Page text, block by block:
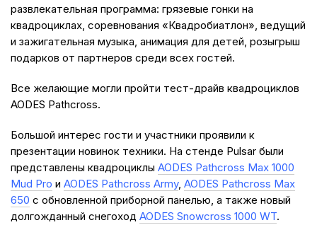
развлекательная программа: грязевые гонки на
квадроциклах, соревнования «Квадробиатлон», ведущий
и зажигательная музыка, анимация для детей, розыгрыш
подарков от партнеров среди всех гостей.
Все желающие могли пройти тест-драйв квадроциклов
AODES Pathcross.
Большой интерес гости и участники проявили к
презентации новинок техники. На стенде Pulsar были
представлены квадроциклы AODES Pathcross Max 1000
Mud Pro и AODES Pathcross Army, AODES Pathcross Max
650 с обновленной приборной панелью, а также новый
долгожданный снегоход AODES Snowcross 1000 WT.